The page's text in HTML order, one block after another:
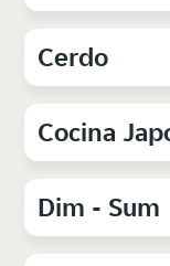
Cerdo
Cocina
Dim - Sum